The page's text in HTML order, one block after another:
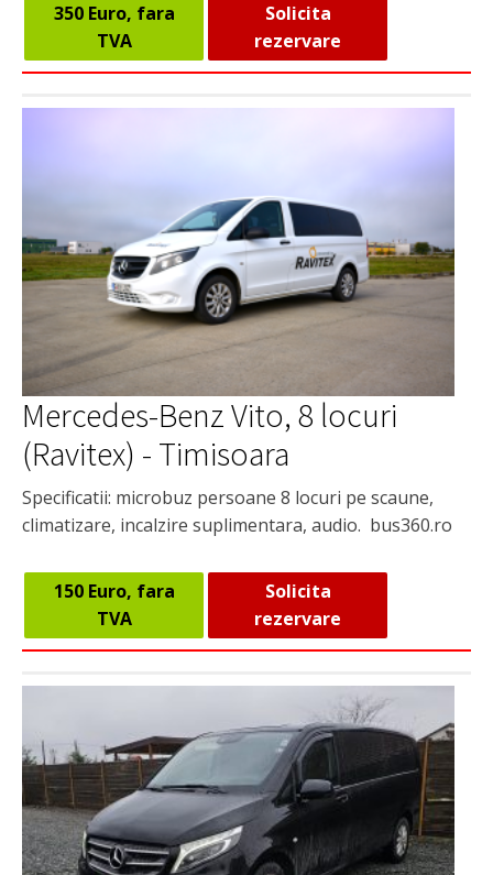
350 Euro, fara
TVA
Solicita
rezervare
Mercedes-Benz Vito, 8 locuri
(Ravitex) - Timisoara
Specificatii: microbuz persoane 8 locuri pe scaune,
climatizare, incalzire suplimentara, audio. bus360.ro
150 Euro, fara
TVA
Solicita
rezervare